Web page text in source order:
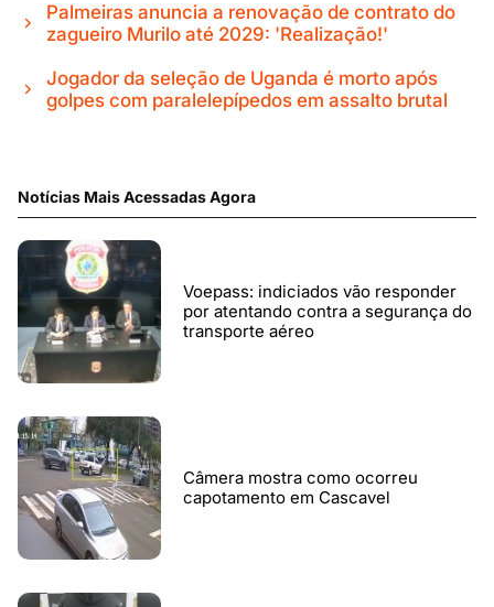
Palmeiras anuncia a renovação de contrato do
zagueiro Murilo até 2029: 'Realização!'
Jogador da seleção de Uganda é morto após
golpes com paralelepípedos em assalto brutal
Notícias Mais Acessadas Agora
Voepass: indiciados vão responder
por atentando contra a segurança do
transporte aéreo
Câmera mostra como ocorreu
capotamento em Cascavel